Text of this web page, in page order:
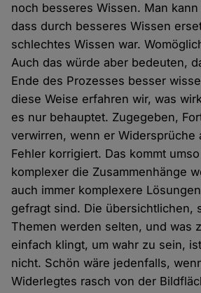
noch besseres Wissen. Man
dass durch besseres Wissen
schlechtes Wissen war.
Auch das würde aber bedeuten,
Ende des Prozesses besser
diese Weise erfahren wir, was
es nur behauptet. Zugegeben,
verwirren, wenn er Widersprüche
Fehler korrigiert. Das kommt
komplexer die Zusammenhänge
auch immer komplexere
gefragt sind. Die übersichtlichen,
Themen werden selten, und was
einfach klingt, um wahr zu sein,
nicht. Schön wäre jedenfalls,
Widerlegtes rasch von der